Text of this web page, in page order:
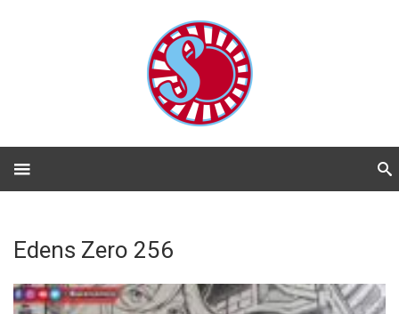
Edens Zero 256